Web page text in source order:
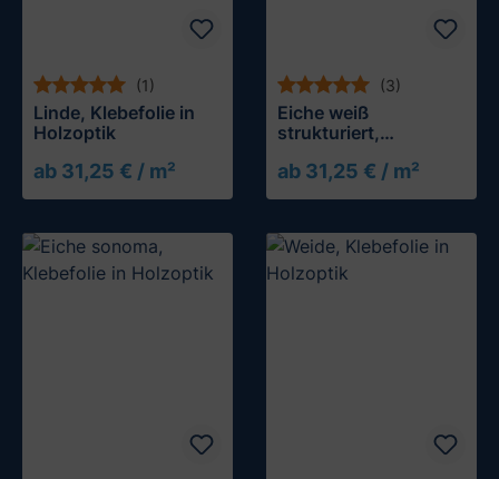
(1)
Linde, Klebefolie in
Holzoptik
ab 31,25 € / m²
Muster testen
(3)
Eiche weiß
strukturiert,
Holzoptik
ab 31,25 € / m²
Muster testen